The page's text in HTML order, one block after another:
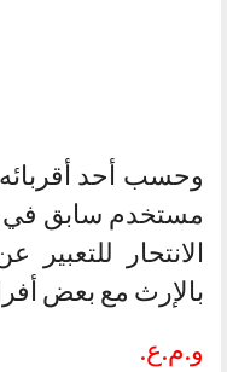
وحسب أحد
مستخدم سابق في
الانتحار
بالإرث مع بعض
و.م.ع.